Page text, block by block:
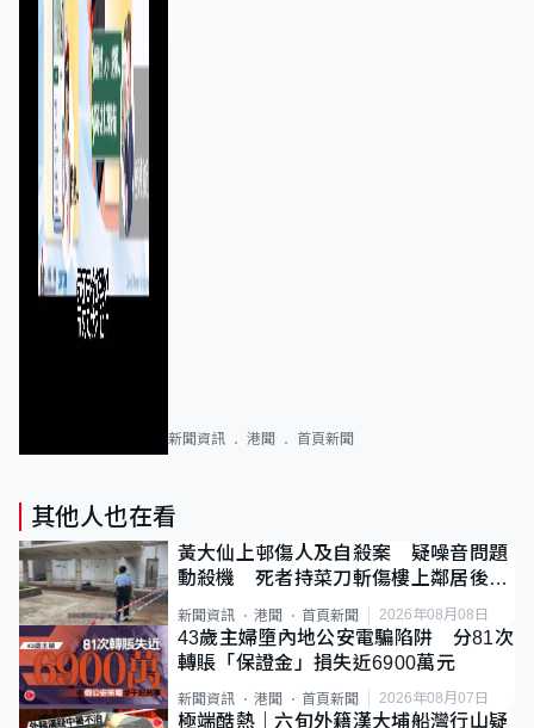
新聞資訊 港聞 首頁新聞
其他人也在看
黃大仙上邨傷人及自殺案 疑噪音問題
動殺機 死者持菜刀斬傷樓上鄰居後墮
新聞資訊 港聞 首頁新聞 2026年08月08日
43歲主婦墮內地公安電騙陷阱 分81次
轉賬「保證金」損失近6900萬元
新聞資訊 港聞 首頁新聞 2026年08月07日
極端酷熱｜六旬外籍漢大埔船灣行山疑